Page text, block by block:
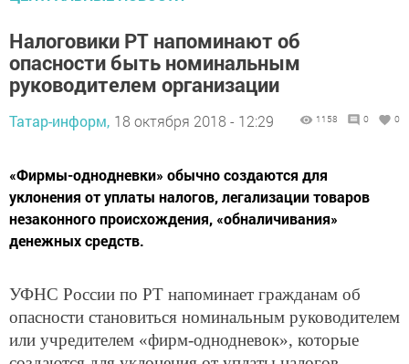
Налоговики РТ напоминают об
опасности быть номинальным
руководителем организации
Татар-информ, 18 октября 2018 - 12:29 1158 0 0
«Фирмы-однодневки» обычно создаются для
уклонения от уплаты налогов, легализации товаров
незаконного происхождения, «обналичивания»
денежных средств.
УФНС России по РТ напоминает гражданам об
опасности становиться номинальным руководителем
или учредителем «фирм-однодневок», которые